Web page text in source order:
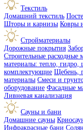
Текстиль
Домашний текстиль
Шторы и карнизы Ковры
Стройматериалы
Дорожные покрытия
Строительные расходные
материалы: тепло, гидро,
комплектующие Щебень,
материалы Смеси и
оборудование Фасадные
Ливневая канализация
Сауны и бани
Домашние сауны
Инфракрасные бани